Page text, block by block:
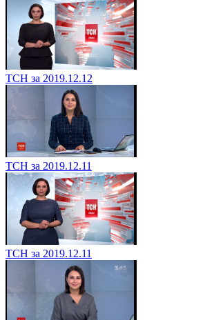
ТСН за 2019.12.12
ТСН за 2019.12.11
ТСН за 2019.12.11